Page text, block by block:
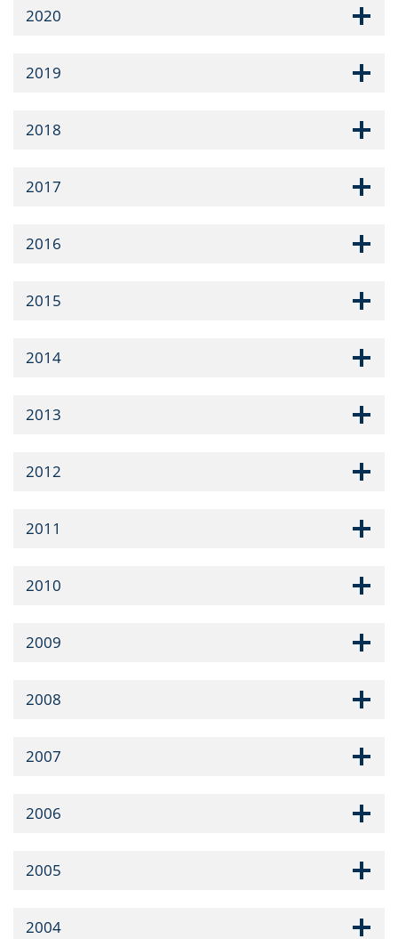
2020
2019
2018
2017
2016
2015
2014
2013
2012
2011
2010
2009
2008
2007
2006
2005
2004